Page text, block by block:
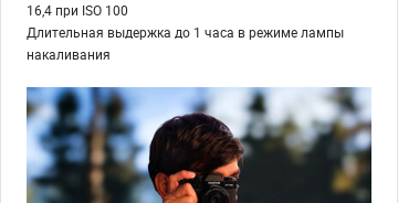
16,4 при ISO 100
Длительная выдержка до 1 часа в режиме лампы
накаливания